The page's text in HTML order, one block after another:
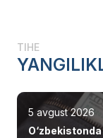
TIHE
5 avgust 2026